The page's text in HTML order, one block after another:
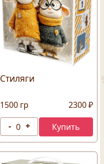
Стиляги
1500 гр 2300 ₽